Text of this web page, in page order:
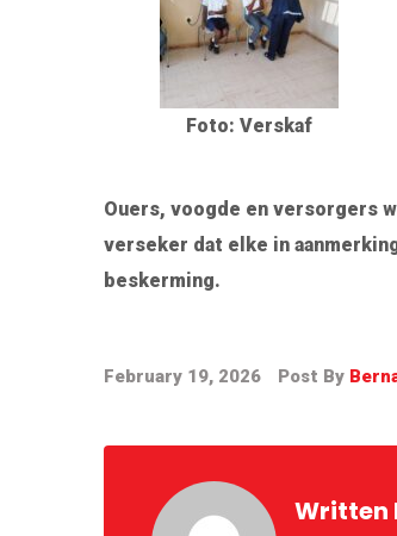
Foto: Verskaf
Ouers, voogde en versorgers
verseker dat elke in
beskerming.
February 19, 2026 Post By
Written